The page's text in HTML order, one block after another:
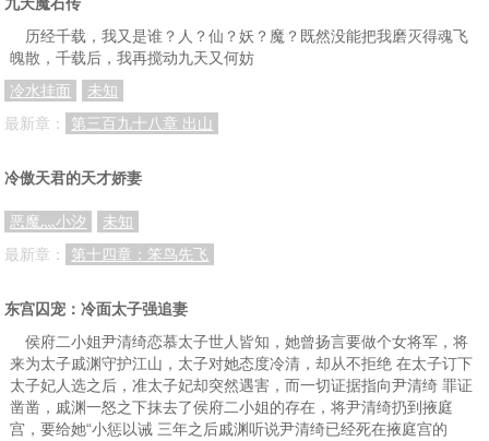
第四十六章 红颜称地府冥王
第五十二章 姬牙红颜之仙游
第五十五章 香火琳宫之葬爱
第六十一章 人间秘闻半兽人
第七十章 冰城奇遇雪花女 第七十一章 天外陨铁葬冰魂 第七十二章 冥界故人招雪魂
第七十三章 归途之中遇白骨 第七十四章 乌江之畔见霸王 第七十五章 星日之光寥争辉
历经千载，我又是谁？人？仙？妖？魔？既然没能把我磨灭得魂飞
魄散，千载后，我再搅动九天又何妨
冷水挂面
未知
最新章：
第三百九十八章 出山
冷傲天君的天才娇妻
恶魔灬小汐
未知
最新章：
第十四章：笨鸟先飞
东宫囚宠：冷面太子强追妻
侯府二小姐尹清绮恋慕太子世人皆知，她曾扬言要做个女将军，将
来为太子戚渊守护江山，太子对她态度冷清，却从不拒绝 在太子订下
太子妃人选之后，准太子妃却突然遇害，而一切证据指向尹清绮 罪证
凿凿，戚渊一怒之下抹去了侯府二小姐的存在，将尹清绮扔到掖庭
宫，要给她“小惩以诫 三年之后戚渊听说尹清绮已经死在掖庭宫的